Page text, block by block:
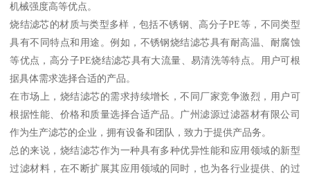
机械强度高等优点。
烧结滤芯的材质与类型多样，包括不锈钢、高分子PE等，不同类型
具有不同特点和用途。例如，不锈钢烧结滤芯具有耐高温、耐腐蚀
等优点，高分子PE烧结滤芯具有大流量、易清洗等特点。用户可根
据具体需求选择合适的产品。
在市场上，烧结滤芯的需求持续增长，不同厂家竞争激烈，用户可
根据性能、价格和质量选择合适产品。广州滤源过滤器材有限公司
作为生产滤芯的企业，拥有设备和团队，致力于提供产品务。
总的来说，烧结滤芯作为一种具有多种优异性能和应用领域的新型
过滤材料，在不断扩展其应用领域的同时，也为各行业提供、的过